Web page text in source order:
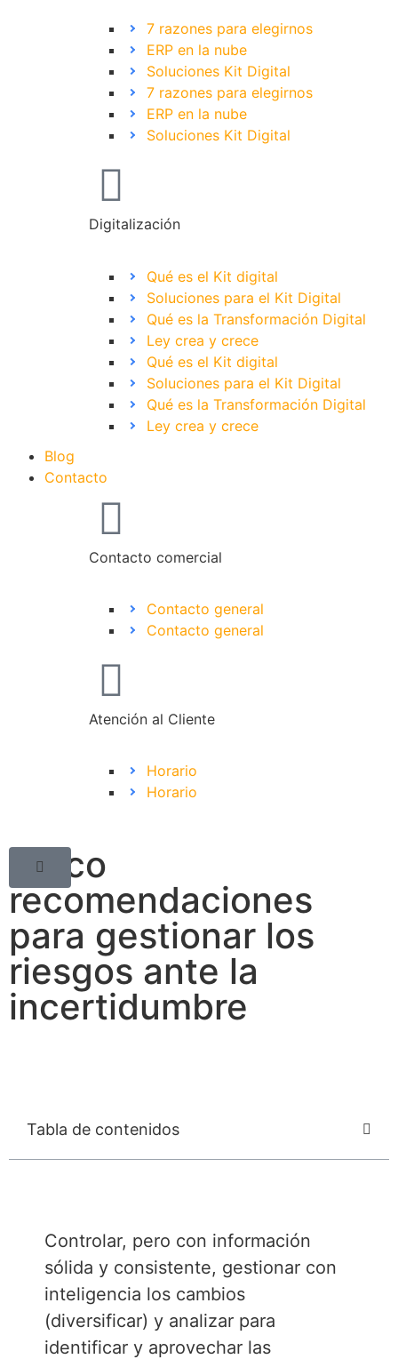
7 razones para elegirnos
ERP en la nube
Soluciones Kit Digital
7 razones para elegirnos
ERP en la nube
Soluciones Kit Digital
Digitalización
Qué es el Kit digital
Soluciones para el Kit Digital
Qué es la Transformación Digital
Ley crea y crece
Qué es el Kit digital
Soluciones para el Kit Digital
Qué es la Transformación Digital
Ley crea y crece
Blog
Contacto
Contacto comercial
Contacto general
Contacto general
Atención al Cliente
Horario
Horario
Cinco
recomendaciones
para gestionar los
riesgos ante la
incertidumbre
Tabla de contenidos
Controlar, pero con información
sólida y consistente, gestionar con
inteligencia los cambios
(diversificar) y analizar para
identificar y aprovechar las